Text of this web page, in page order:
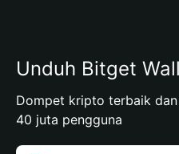
Unduh Bitget
Dompet kripto terbaik
40 juta pengguna